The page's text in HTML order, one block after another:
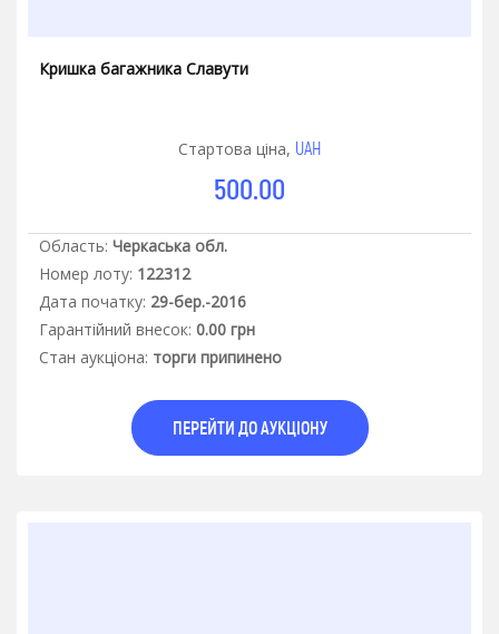
Кришка багажника Славути
Стартова ціна, UAH
500.00
Область: Черкаська обл.
Номер лоту: 122312
Дата початку: 29-бер.-2016
Гарантiйний внесок: 0.00 грн
Стан аукцiона: торги припинено
ПЕРЕЙТИ ДО АУКЦІОНУ